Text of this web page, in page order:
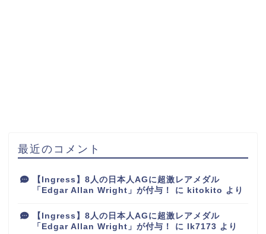
最近のコメント
【Ingress】8人の日本人AGに超激レアメダル
「Edgar Allan Wright」が付与！
に kitokito より
【Ingress】8人の日本人AGに超激レアメダル
「Edgar Allan Wright」が付与！
に lk7173 より